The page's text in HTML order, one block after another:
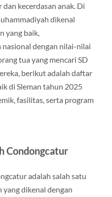
kecerdasan anak. Di
dikenal
yang baik,
dengan nilai-nilai
tua yang mencari SD
berikut adalah daftar
di Sleman tahun 2025
fasilitas, serta program
Condongcatur
adalah salah satu
yang dikenal dengan